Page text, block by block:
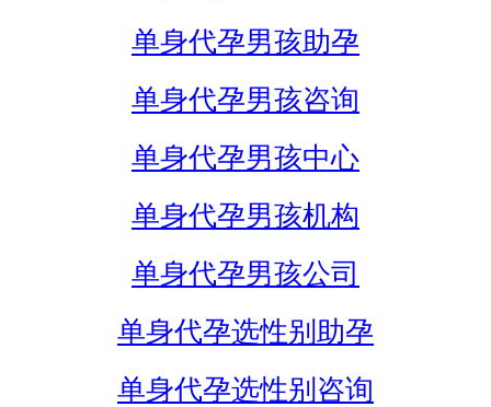
单身代孕男孩助孕
单身代孕男孩咨询
单身代孕男孩中心
单身代孕男孩机构
单身代孕男孩公司
单身代孕选性别助孕
单身代孕选性别咨询